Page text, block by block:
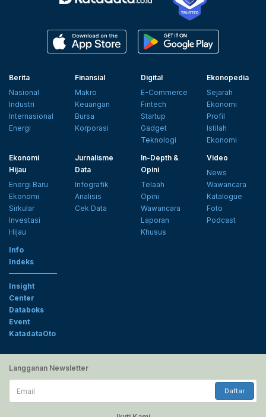
Berita
Nasional
Industri
Internasional
Energi
Finansial
Makro
Keuangan
Bursa
Korporasi
Digital
E-Commerce
Fintech
Startup
Gadget
Teknologi
Ekonopedia
Sejarah
Ekonomi
Profil
Istilah
Ekonomi
Ekonomi
Hijau
Energi Baru
Ekonomi
Sirkular
Investasi
Hijau
Jurnalisme
Data
Infografik
Analisis
Cek Data
In-Depth &
Opini
Telaah
Opini
Wawancara
Laporan
Khusus
Video
News
Wawancara
Katalogue
Foto
Podcast
Info
Indeks
Insight
Center
Databoks
Event
KatadataOto
Langganan Newsletter
Email
Daftar